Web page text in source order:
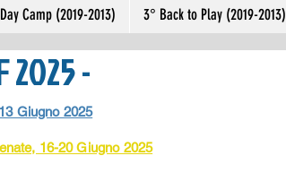
Camp (2019-2013) 3° Back to Play (2019-2013)
2025 -
Giugno 2025
16-20 Giugno 2025